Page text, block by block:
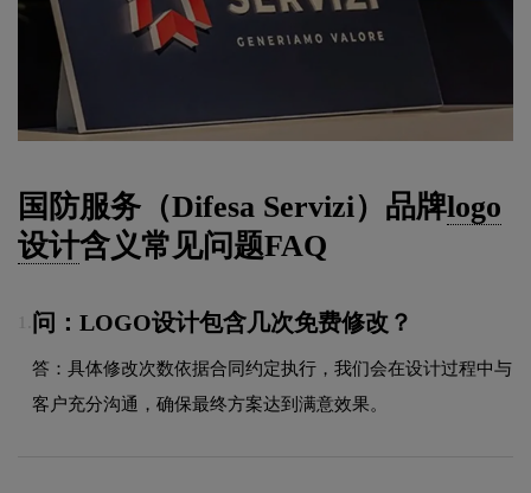
国防服务（Difesa Servizi）品牌logo
设计含义常见问题FAQ
问：LOGO设计包含几次免费修改？
答：具体修改次数依据合同约定执行，我们会在设计过程中与
客户充分沟通，确保最终方案达到满意效果。